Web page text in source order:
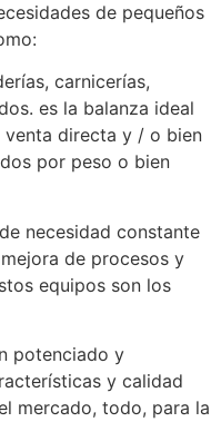
de pequeños
carnicerías,
es la balanza ideal
venta directa y / o bien
por peso o bien
necesidad constante
de procesos y
equipos son los
potenciado y
y calidad
mercado, todo, para la